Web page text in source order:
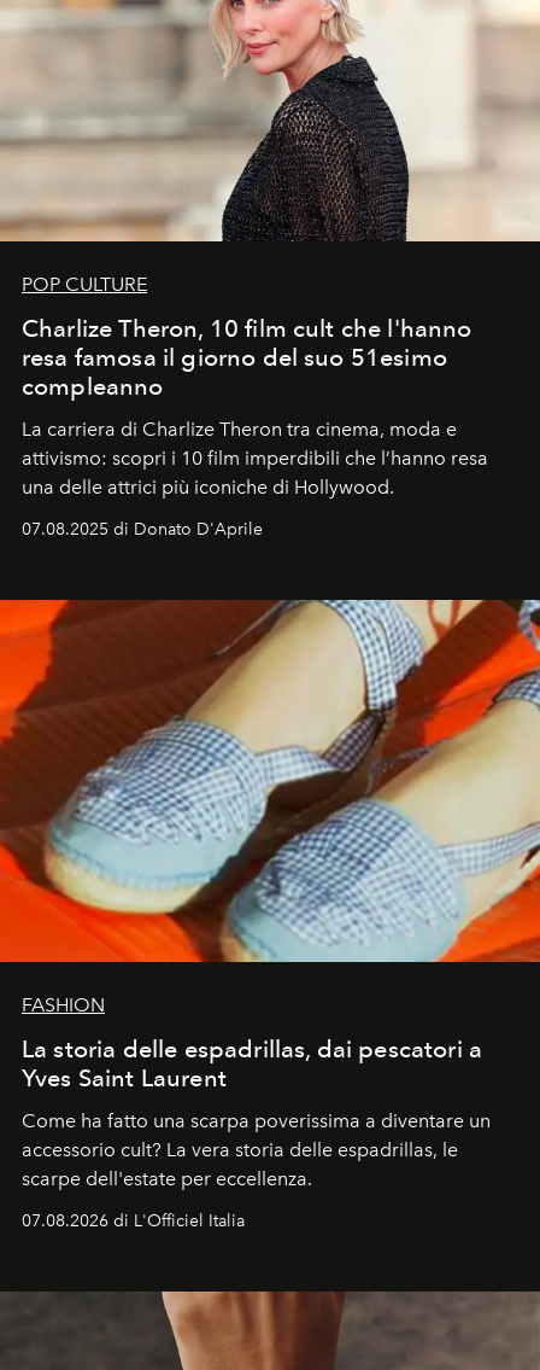
POP CULTURE
Charlize Theron, 10 film cult che l'hanno
resa famosa il giorno del suo 51esimo
compleanno
La carriera di Charlize Theron tra cinema, moda e
attivismo: scopri i 10 film imperdibili che l’hanno resa
una delle attrici più iconiche di Hollywood.
07.08.2025 di Donato D'Aprile
FASHION
La storia delle espadrillas, dai pescatori a
Yves Saint Laurent
Come ha fatto una scarpa poverissima a diventare un
accessorio cult? La vera storia delle espadrillas, le
scarpe dell'estate per eccellenza.
07.08.2026 di L'Officiel Italia